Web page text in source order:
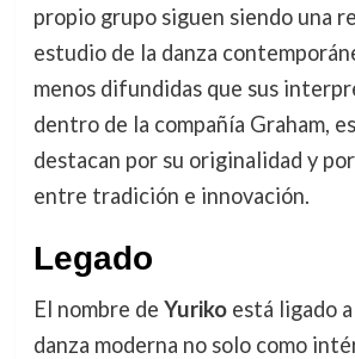
propio grupo siguen siendo una
estudio de la danza
menos difundidas que sus
dentro de la compañía Graham,
destacan por su originalidad y
entre tradición e innovación.
Legado
El nombre de Yurikoestá ligado
danza moderna no solo como